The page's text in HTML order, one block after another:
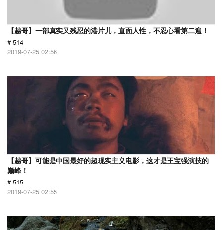
【越哥】一部真实又残忍的港片儿，直面人性，不忍心看第二遍！
# 514
2019-07-25 02:56
【越哥】可能是中国最好的超现实主义电影，这才是王宝强演技的
巅峰！
# 515
2019-07-25 02:55